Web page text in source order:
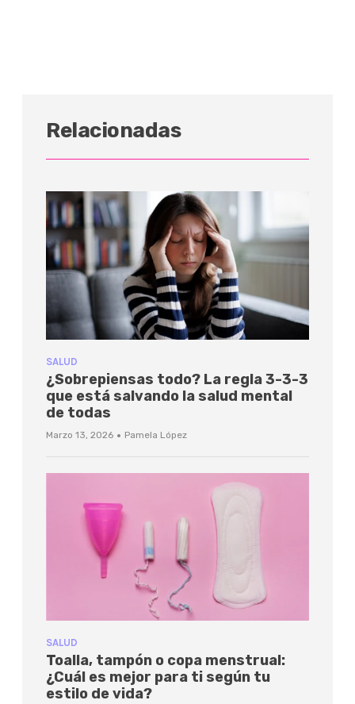
Relacionadas
SALUD
¿Sobrepiensas todo? La regla 3-3-3
que está salvando la salud mental
de todas
Marzo 13, 2026 · Pamela López
SALUD
Toalla, tampón o copa menstrual:
¿Cuál es mejor para ti según tu
estilo de vida?